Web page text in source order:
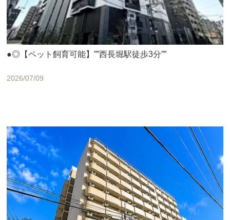
●◎【ペット飼育可能】””西長堀駅徒歩3分””
2026/07/09